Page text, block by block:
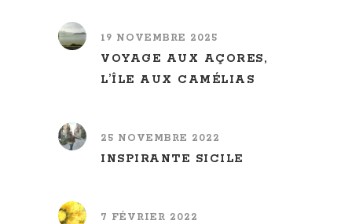
19 NOVEMBRE 2025
VOYAGE AUX AÇORES,
L’ÎLE AUX CAMÉLIAS
25 NOVEMBRE 2022
INSPIRANTE SICILE
7 FÉVRIER 2022